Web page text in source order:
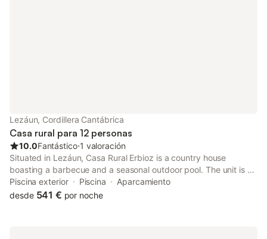
Lezáun, Cordillera Cantábrica
Casa rural para 12 personas
10.0Fantástico⋅1 valoración
Situated in Lezáun, Casa Rural Erbioz is a country house
boasting a barbecue and a seasonal outdoor pool. The unit is 29
km from Pamplona. The kitchen has a dishwasher. A flat-screen
TV is featured.
Piscina exterior Piscina
Aparcamiento
desde 541 € por noche